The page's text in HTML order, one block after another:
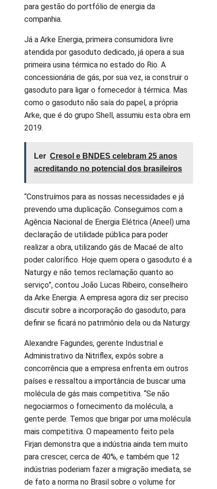
para gestão do portfólio de energia da
companhia.
Já a Arke Energia, primeira consumidora livre
atendida por gasoduto dedicado, já opera a sua
primeira usina térmica no estado do Rio. A
concessionária de gás, por sua vez, ia construir o
gasoduto para ligar o fornecedor à térmica. Mas
como o gasoduto não saía do papel, a própria
Arke, que é do grupo Shell, assumiu esta obra em
2019.
Ler Cresol e BNDES celebram 25 anos
acreditando no potencial dos brasileiros
“Construímos para as nossas necessidades e já
prevendo uma duplicação. Conseguimos com a
Agência Nacional de Energia Elétrica (Aneel) uma
declaração de utilidade pública para poder
realizar a obra, utilizando gás de Macaé de alto
poder calorífico. Hoje quem opera o gasoduto é a
Naturgy e não temos reclamação quanto ao
serviço”, contou João Lucas Ribeiro, conselheiro
da Arke Energia. A empresa agora diz ser preciso
discutir sobre a incorporação do gasoduto, para
definir se ficará no patrimônio dela ou da Naturgy.
Alexandre Fagundes, gerente Industrial e
Administrativo da Nitriflex, expôs sobre a
concorrência que a empresa enfrenta em outros
países e ressaltou a importância de buscar uma
molécula de gás mais competitiva. “Se não
negociarmos o fornecimento da molécula, a
gente perde. Temos que brigar por uma molécula
mais competitiva. O mapeamento feito pela
Firjan demonstra que a indústria ainda tem muito
para crescer, cerca de 40%, e também que 12
indústrias poderiam fazer a migração imediata, se
de fato a norma no Brasil sobre o volume for